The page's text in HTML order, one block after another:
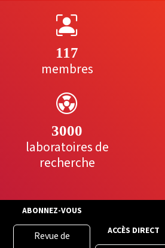
117
membres
3000
laboratoires de
recherche
ABONNEZ-VOUS
Revue de
ACCÈS DIRECT